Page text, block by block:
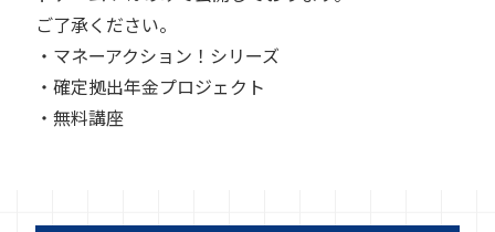
ご了承ください。
・マネーアクション！シリーズ
・確定拠出年金プロジェクト
・無料講座